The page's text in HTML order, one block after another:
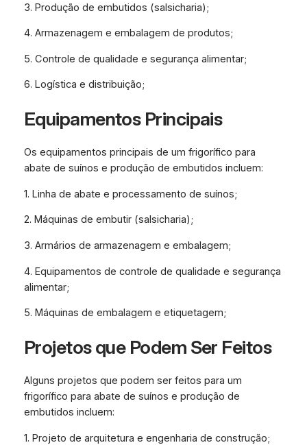
3. Produção de embutidos (salsicharia);
4. Armazenagem e embalagem de produtos;
5. Controle de qualidade e segurança alimentar;
6. Logística e distribuição;
Equipamentos Principais
Os equipamentos principais de um frigorífico para
abate de suínos e produção de embutidos incluem:
1. Linha de abate e processamento de suínos;
2. Máquinas de embutir (salsicharia);
3. Armários de armazenagem e embalagem;
4. Equipamentos de controle de qualidade e segurança
alimentar;
5. Máquinas de embalagem e etiquetagem;
Projetos que Podem Ser Feitos
Alguns projetos que podem ser feitos para um
frigorífico para abate de suínos e produção de
embutidos incluem:
1. Projeto de arquitetura e engenharia de construção;